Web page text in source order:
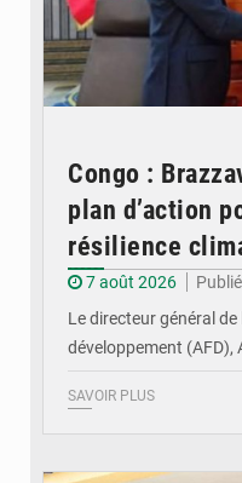
Congo :
plan d’action
résilience
7 août 2026
Le directeur général
développement (AFD),
SAVOIR PLUS